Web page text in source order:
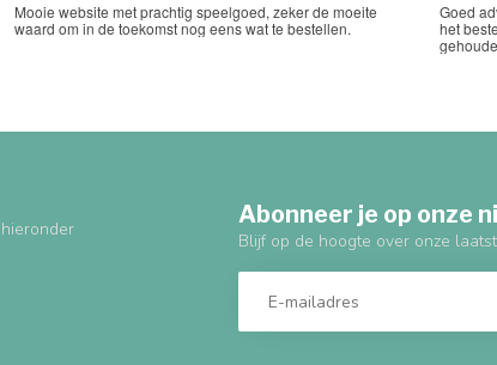
Mooie website met prachtig speelgoed, zeker de moeite
waard om in de toekomst nog eens wat te bestellen.
Goed
het
Abonneer je op onze
Blijf op de hoogte over onze